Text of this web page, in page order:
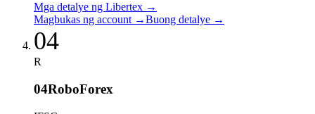
Mga detalye ng Libertex →
Magbukas ng account →Buong detalye →
04
R
04RoboForex